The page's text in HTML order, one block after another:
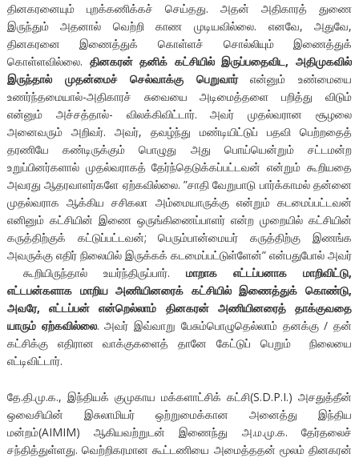
தினகரனையும் புறக்கணிக்கச் செய்தது. அதன் அதிகாரத் துணை
இருந்தும் அதனால் வெற்றி காண முடியவில்லை. எனவே, அதுவே,
தினகரனை இணைத்துக் கொள்ளச் சொல்லியும் இணைத்துக்
கொள்ளவில்லை. தினகரன் தனிக் கட்சியில் இருப்பதைவிட, அதிமுகவில்
இருந்தால் முதன்மைச் செல்வாக்கு பெறுவார்என்னும் உண்மையை
உணர்ந்தமையால்-அதிகாரச் சுவையை அடிமைத்தளை பறித்து விடும்
என்னும் அச்சத்தால்- விலக்கிவிட்டார். அவர் முதல்வரான சூழலை
அனைவரும் அறிவர். அவர், தவழ்ந்து மண்டியிட்டுப் பதவி பெற்றதைத்
தரணியே கண்டிருக்கும் பொழுது அது பொய்யென்றும் சட்டமன்ற
உறுப்பினர்களால் முதல்வராகத் தேர்ந்தெடுக்கப்பட்டவன் என்றும் கூறியதை
அவரது ஆதரவாளர்களே ஏற்கவில்லை. ”சாதி வேறுபாடு பார்க்காமல் தன்னை
முதல்வராக ஆக்கிய சசிகலா அம்மையாருக்கு என்றும் கடமைப்பட்டவன்
எனினும் கட்சியின் இணை ஒருங்கிணைப்பாளர் என்ற முறையில் கட்சியின்
கருத்திற்குக் கட்டுப்பட்டவன்; பெரும்பான்மையர் கருத்திற்கு இணங்க
அவருக்கு எதிர் நிலையில் இருக்கக் கடமைப்பட்டுள்ளேன்” என்பதுபோல் அவர்
கூறியிருந்தால் உயர்ந்திருப்பார். மாறாக எட்டப்பனாக மாறிவிட்டு,
எட்டபன்களாக மாறிய அணியினரைக் கட்சியில் இணைத்துக் கொண்டு,
அவரே, எட்டப்பன் என்றெல்லாம் தினகரன் அணியினரைத் தாக்குவதை
யாரும் ஏற்கவில்லை. அவர் இவ்வாறு பேசும்பொழுதெல்லாம் தனக்கு / தன்
கட்சிக்கு எதிரான வாக்குகளைத் தானே கேட்டுப் பெறும் நிலையை
எட்டிவிட்டார்.
தே.தி.மு.க., இந்தியக் குமுகாய மக்களாட்சிக் கட்சி(S.D.P.I.) அசதுத்தீன்
ஒவைசியின் இசுலாமியர் ஒற்றுமைக்கான அனைத்து இந்திய
மன்றம்(AIMIM) ஆகியவற்றுடன் இணைந்து அ.ம.மு.க. தேர்தலைச்
சந்தித்துள்ளது. வெற்றிகரமான கூட்டணியை அமைத்ததன் மூலம் தினகரன்